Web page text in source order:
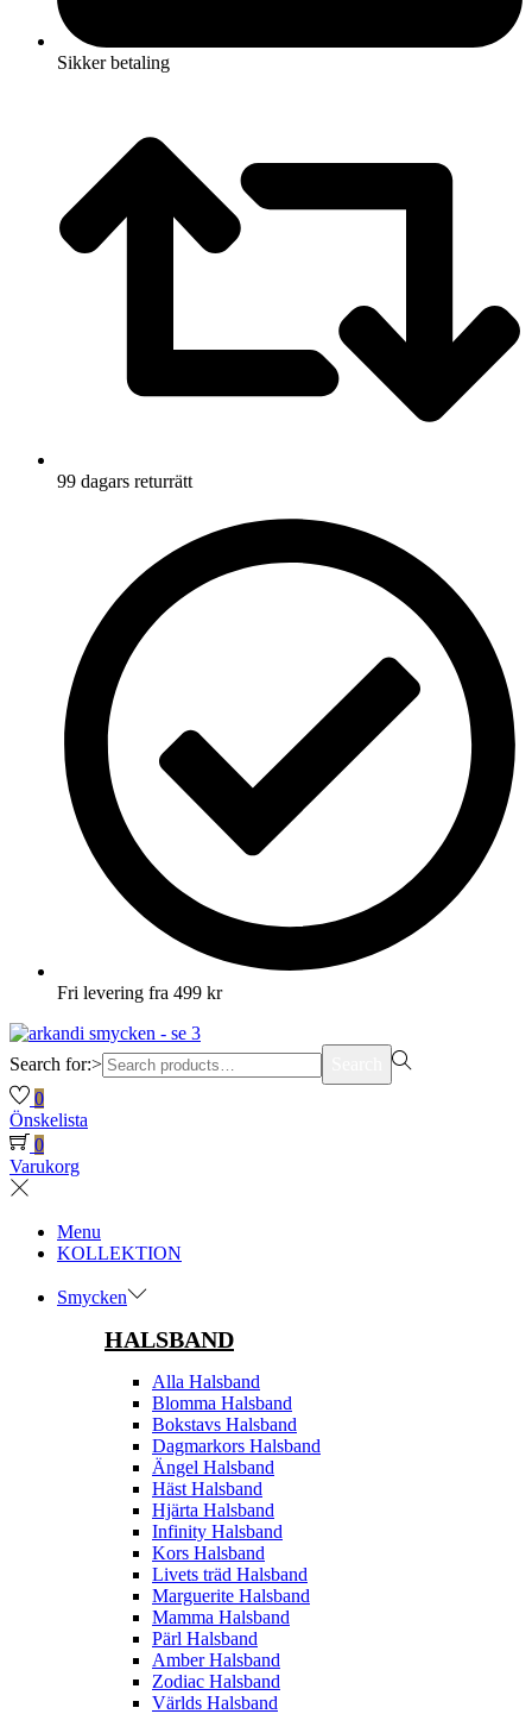
Sikker betaling
99 dagars returrätt
Fri levering fra 499 kr
Search for:>
0
Önskelista
0
Varukorg
Menu
KOLLEKTION
Smycken
HALSBAND
Alla Halsband
Blomma Halsband
Bokstavs Halsband
Dagmarkors Halsband
Ängel Halsband
Häst Halsband
Hjärta Halsband
Infinity Halsband
Kors Halsband
Livets träd Halsband
Marguerite Halsband
Mamma Halsband
Pärl Halsband
Amber Halsband
Zodiac Halsband
Världs Halsband